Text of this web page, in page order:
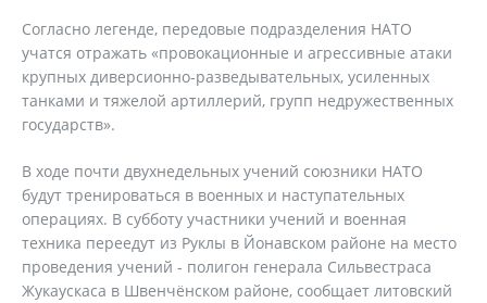
Согласно легенде, передовые подразделения НАТО
учатся отражать «провокационные и агрессивные атаки
крупных диверсионно-разведывательных, усиленных
танками и тяжелой артиллерий, групп недружественных
государств».
В ходе почти двухнедельных учений союзники НАТО
будут тренироваться в военных и наступательных
операциях. В субботу участники учений и военная
техника переедут из Руклы в Йонавском районе на место
проведения учений - полигон генерала Сильвестраса
Жукаускаса в Швенчёнском районе, сообщает литовский